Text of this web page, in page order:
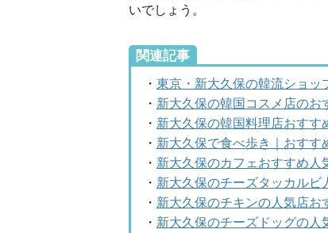
いでしょう。
関連記事
・ 東京・新大久保の韓流ショッ
・ 新大久保の韓国コスメ店のお
・ 新大久保の韓国料理店おすす
・ 新大久保で食べ歩き｜おすす
・ 新大久保のカフェおすすめ人
・ 新大久保のチーズタッカルビ
・ 新大久保のチキンの人気店お
・ 新大久保のチーズドッグの人